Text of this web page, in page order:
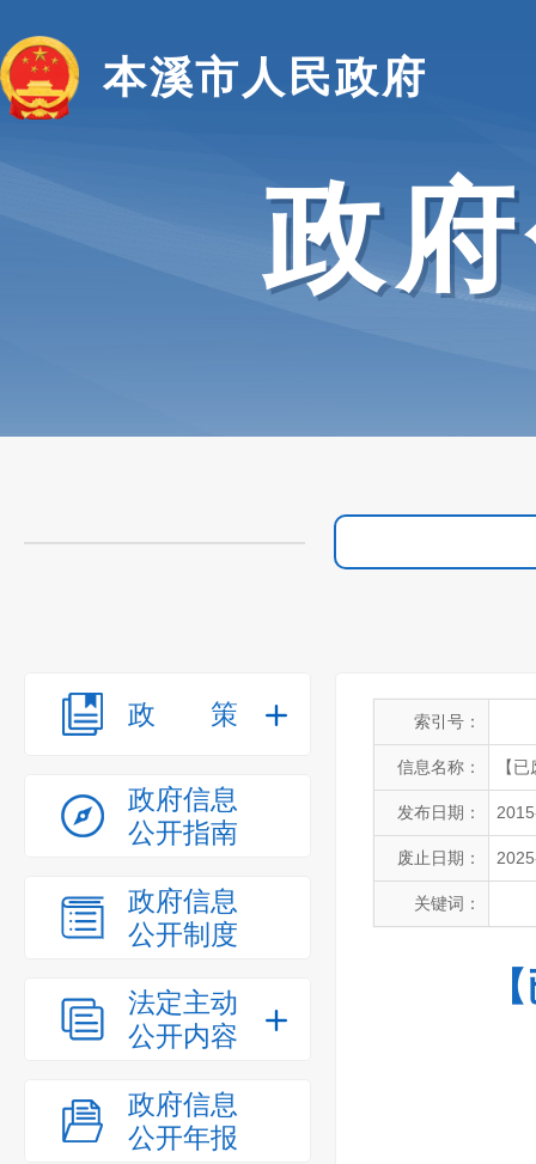
本溪市人民政府
政
政策
政府信息
公开指南
政府信息
公开制度
法定主动
公开内容
政府信息
公开年报
索引号：
信息名称： 【
发布日期：
废止日期：
关键词：